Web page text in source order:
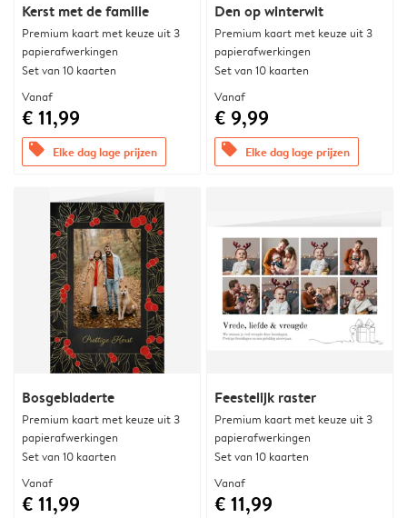
Kerst met de familie
Premium kaart met keuze uit 3
papierafwerkingen
Set van 10 kaarten
Vanaf
€ 11,99
offers Elke dag lage prijzen
Den op winterwit
Premium kaart met keuze uit 3
papierafwerkingen
Set van 10 kaarten
Vanaf
€ 9,99
offers Elke dag lage prijzen
Bosgebladerte
Premium kaart met keuze uit 3
papierafwerkingen
Set van 10 kaarten
Vanaf
€ 11,99
Feestelijk raster
Premium kaart met keuze uit 3
papierafwerkingen
Set van 10 kaarten
Vanaf
€ 11,99